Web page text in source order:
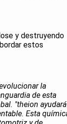
y destruyendo
estos
la
de esta
"theion ayudará
Esta